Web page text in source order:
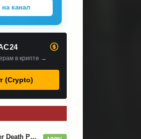
на канал
в крипте →
(Crypto)
Five Finger Death Punch - Дискография (2008-2026)